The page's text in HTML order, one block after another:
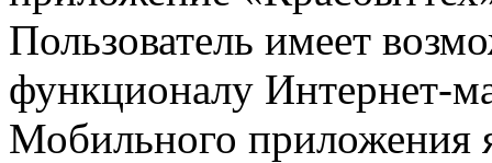
Пользователь имеет
функционалу Интернет-
Мобильного приложения